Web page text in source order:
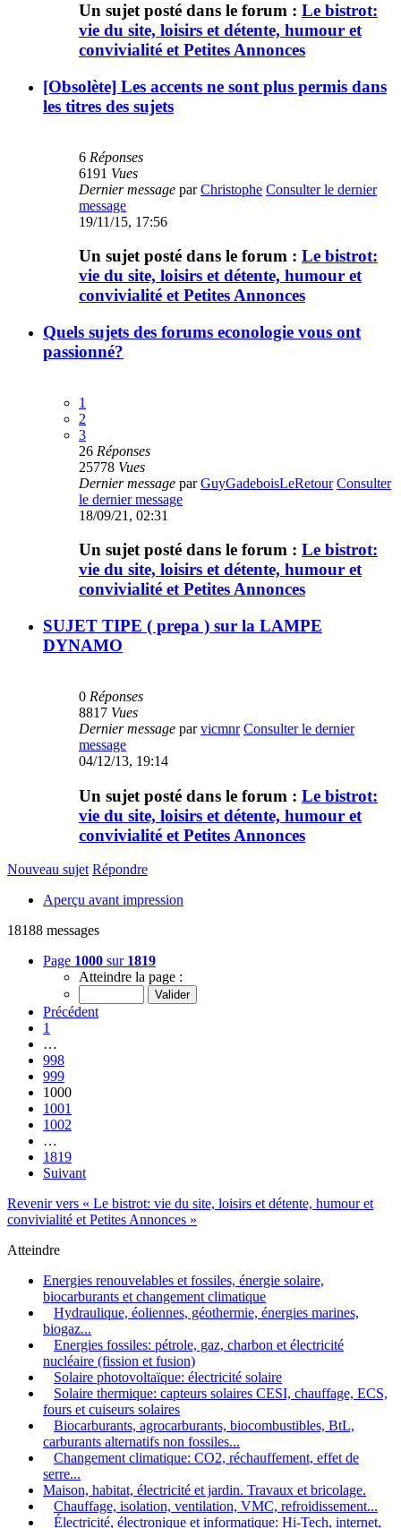
Un sujet posté dans le forum : Le bistrot:
vie du site, loisirs et détente, humour et
convivialité et Petites Annonces
[Obsolète] Les accents ne sont plus permis dans
les titres des sujets
6 Réponses
6191 Vues
Dernier message parChristophe Consulter le dernier
message
19/11/15, 17:56
Un sujet posté dans le forum : Le bistrot:
vie du site, loisirs et détente, humour et
convivialité et Petites Annonces
Quels sujets des forums econologie vous ont
passionné?
1
2
3
26 Réponses
25778 Vues
Dernier message parGuyGadeboisLeRetour Consulter
le dernier message
18/09/21, 02:31
Un sujet posté dans le forum : Le bistrot:
vie du site, loisirs et détente, humour et
convivialité et Petites Annonces
SUJET TIPE ( prepa ) sur la LAMPE
DYNAMO
0 Réponses
8817 Vues
Dernier message parvicmnr Consulter le dernier
message
04/12/13, 19:14
Un sujet posté dans le forum : Le bistrot:
vie du site, loisirs et détente, humour et
convivialité et Petites Annonces
Nouveau sujet Répondre
Aperçu avant impression
18188 messages
Page 1000 sur 1819
Atteindre la page :
Précédent
1
…
998
999
1000
1001
1002
…
1819
Suivant
Revenir vers « Le bistrot: vie du site, loisirs et détente, humour et
convivialité et Petites Annonces »
Atteindre
Energies renouvelables et fossiles, énergie solaire,
biocarburants et changement climatique
Hydraulique, éoliennes, géothermie, énergies marines,
biogaz...
Energies fossiles: pétrole, gaz, charbon et électricité
nucléaire (fission et fusion)
Solaire photovoltaïque: électricité solaire
Solaire thermique: capteurs solaires CESI, chauffage, ECS,
fours et cuiseurs solaires
Biocarburants, agrocarburants, biocombustibles, BtL,
carburants alternatifs non fossiles...
Changement climatique: CO2, réchauffement, effet de
serre...
Maison, habitat, électricité et jardin. Travaux et bricolage.
Chauffage, isolation, ventilation, VMC, refroidissement...
Électricité, électronique et informatique: Hi-Tech, internet,